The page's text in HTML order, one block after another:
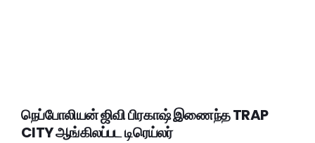
நெப்போலியன் ஜிவி பிரகாஷ் இணைந்த TRAP
CITY ஆங்கிலப்பட டிரெய்லர்